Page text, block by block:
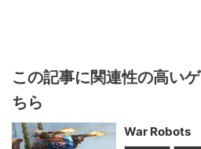
この記事に関連性の高い
ちら
War Robots